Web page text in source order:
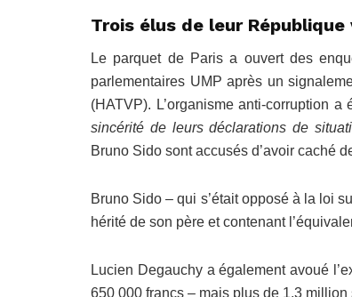
Trois élus de leur
Le parquet de Paris a ouvert des
parlementaires UMP après un
(HATVP). L’organisme anti-corruption a
sincérité de leurs déclarations de
Bruno Sido sont accusés d’avoir caché
Bruno Sido – qui s’était opposé à la loi
hérité de son père et contenant
Lucien Degauchy a également avoué
650 000 francs – mais plus de 1,3 million